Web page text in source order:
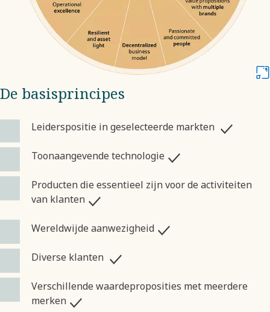
De basisprincipes
Leiderspositie in geselecteerde markten
Toonaangevende technologie
Producten die essentieel zijn voor de activiteiten
van klanten
Wereldwijde aanwezigheid
Diverse klanten
Verschillende waardeproposities met meerdere
merken